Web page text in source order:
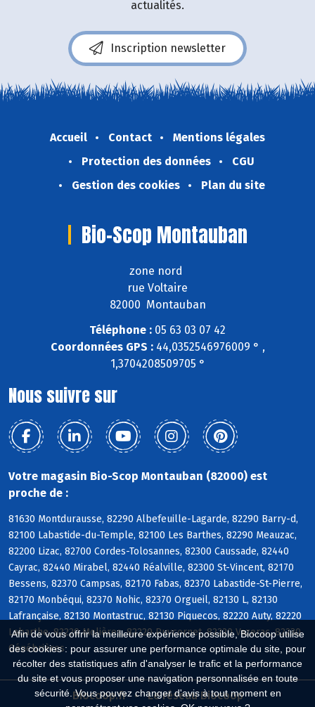
Afin de vous offrir la meilleure expérience possible, Biocoop utilise
des cookies : pour assurer une performance optimale du site, pour
récolter des statistiques afin d'analyser le trafic et la performance
du site et vous proposer une navigation personnalisée en toute
sécurité. Vous pouvez changer d'avis à tout moment en
actualités.
Inscription newsletter
Accueil Contact
Mentions légales
Protection des données
CGU
Gestion des cookies
Plan du site
Bio-Scop Montauban
zone nord
rue Voltaire
82000 Montauban
Téléphone : 05 63 03 07 42
Coordonnées GPS :44,0352546976009 ° ,
1,3704208509705 °
Nous suivre sur
Votre magasin Bio-Scop Montauban (82000) est
proche de :
81630 Montdurausse, 82290 Albefeuille-Lagarde, 82290 Barry-d,
82100 Labastide-du-Temple, 82100 Les Barthes, 82290 Meauzac,
82200 Lizac, 82700 Cordes-Tolosannes, 82300 Caussade, 82440
Cayrac, 82440 Mirabel, 82440 Réalville, 82300 St-Vincent, 82170
Bessens, 82370 Campsas, 82170 Fabas, 82370 Labastide-St-Pierre,
82170 Monbéqui, 82370 Nohic, 82370 Orgueil, 82130 L, 82130
Lafrançaise, 82130 Montastruc, 82130 Piquecos, 82220 Auty, 82220
Labarthe, 82220 Molières, 82220 Puycornet, 82220 Vazerac, 82230
Génébrières
Biocoop.fr Le réseau Biocoop